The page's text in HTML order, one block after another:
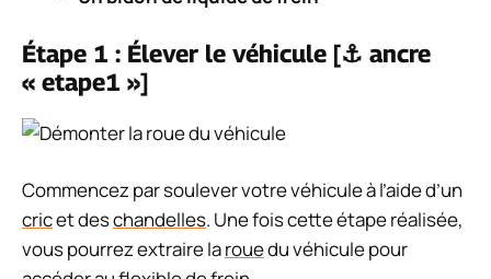
Étape 1 : Élever le véhicule [⚓ ancre
« etape1 »]
Commencez par soulever votre véhicule à l’aide d’un
cricet deschandelles. Une fois cette étape réalisée,
vous pourrez extraire larouedu véhicule pour